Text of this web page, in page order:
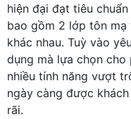
hiện đại đạt tiêu
bao gồm 2 lớp tôn mạ
khác nhau. Tuỳ vào
dụng mà lựa chọn cho
nhiều tính năng vượt
ngày càng được
rãi.